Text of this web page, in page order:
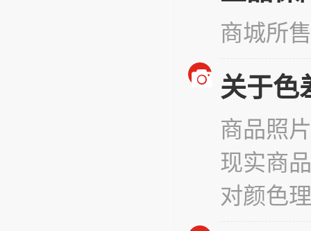
商城所
关于色
商品照
现实商
对颜色